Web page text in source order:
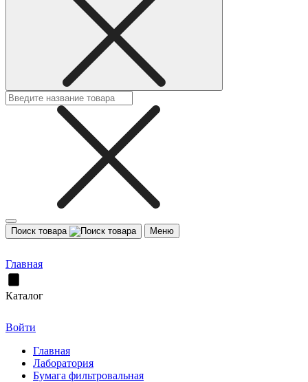
Поиск товара Меню
Главная
Каталог
Войти
Главная
Лаборатория
Бумага фильтровальная